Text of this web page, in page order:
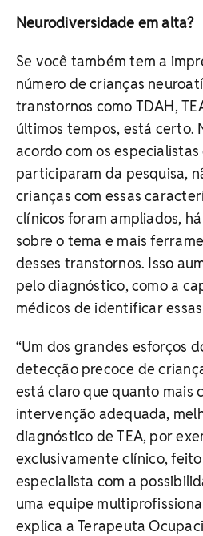
Neurodiversidade em alta?
Se você também tem a
número de crianças
transtornos como TDAH,
últimos tempos, está certo.
acordo com os
participaram da pesquisa,
crianças com essas
clínicos foram ampliados,
sobre o tema e mais
desses transtornos. Isso
pelo diagnóstico, como a
médicos de identificar
“Um dos grandes esforços
detecção precoce de
está claro que quanto mais
intervenção adequada,
diagnóstico de TEA, por
exclusivamente clínico,
especialista com a
uma equipe
explica a Terapeuta